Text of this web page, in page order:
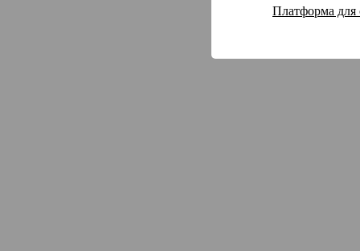
Платформа для